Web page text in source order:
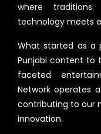
where
technology meets
What started as a
Punjabi content to
faceted
Network operates
contributing to our
innovation.